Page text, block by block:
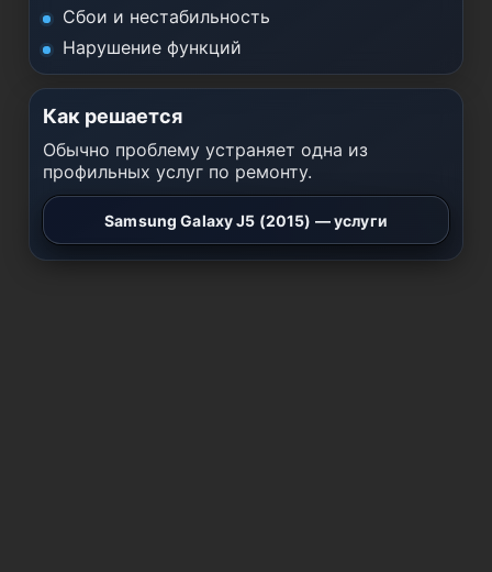
Сбои и нестабильность
Нарушение функций
Как решается
Обычно проблему устраняет одна из
профильных услуг по ремонту.
Samsung Galaxy J5 (2015) — услуги